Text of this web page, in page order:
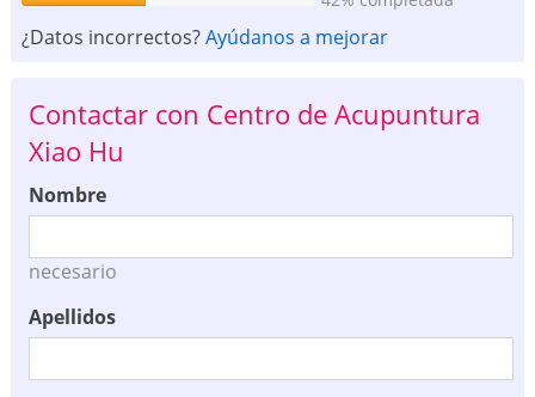
¿Datos incorrectos?Ayúdanos a mejorar
Contactar con Centro de Acupuntura
Xiao Hu
Nombre
necesario
Apellidos